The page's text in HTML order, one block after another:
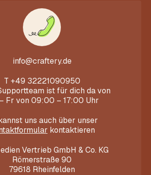
info@craftery.de
T +49 32221090950
ist für dich da von
Fr von 09:00 – 17:00 Uhr
uns auch über unser
kontaktieren
Vertrieb GmbH & Co. KG
Römerstraße 90
79618 Rheinfelden